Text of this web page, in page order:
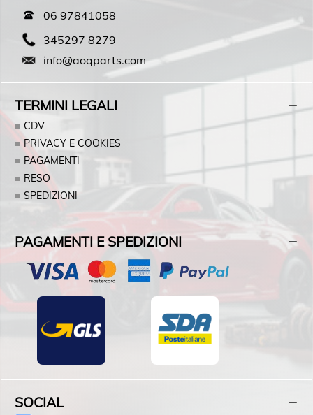
06 97841058
345297 8279
info@aoqparts.com
TERMINI LEGALI
CDV
PRIVACY E COOKIES
PAGAMENTI
RESO
SPEDIZIONI
PAGAMENTI E SPEDIZIONI
SOCIAL